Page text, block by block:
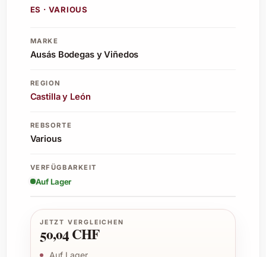
ES · VARIOUS
MARKE
Ausás Bodegas y Viñedos
REGION
Castilla y León
REBSORTE
Various
VERFÜGBARKEIT
Auf Lager
JETZT VERGLEICHEN
50,04 CHF
Auf Lager